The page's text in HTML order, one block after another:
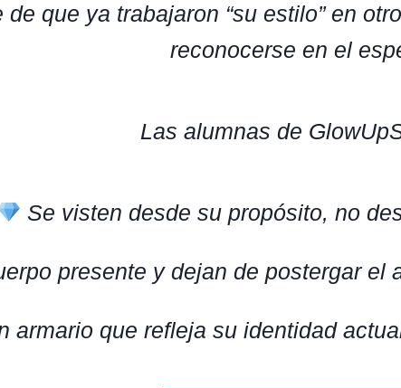
que ya trabajaron “su estilo” en
reconocerse en el
Las alumnas de
Se visten desde su propósito, no
presente y dejan de postergar el
armario que refleja su identidad